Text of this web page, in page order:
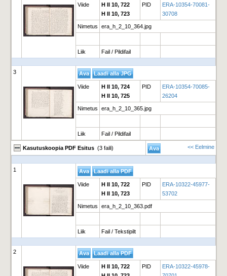
Viide
H II 10, 722
H II 10, 723
PID
ERA-10354-70081-
30708
Nimetus era_h_2_10_364.jpg
Liik Fail / Pildifail
3
Viide
H II 10, 724
H II 10, 725
PID
ERA-10354-70085-
26204
Nimetus era_h_2_10_365.jpg
Liik Fail / Pildifail
Kasutuskoopia PDF Esitus (3 faili) << Eelmine
1
Viide
H II 10, 722
H II 10, 723
PID
ERA-10322-45977-
53702
Nimetus era_h_2_10_363.pdf
Liik Fail / Tekstipilt
2
Viide
H II 10, 722
PID
ERA-10322-45978-